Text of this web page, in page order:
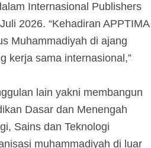
Internasional Publishers
2026. “Kehadiran APPTIMA
Muhammadiyah di ajang
kerja sama internasional,”
lain yakni membangun
Dasar dan Menengah
Sains dan Teknologi
muhammadiyah di luar